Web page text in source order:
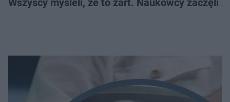
Wszyscy myśleli, że to żart. Naukowcy zaczęli